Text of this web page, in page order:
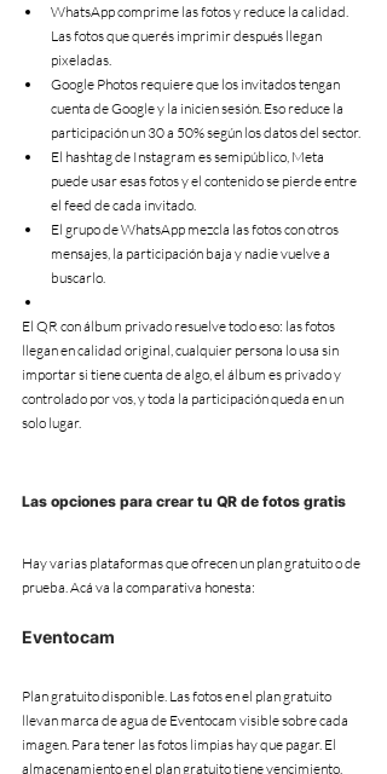
WhatsApp comprime las fotos y reduce la calidad.
Las fotos que querés imprimir después llegan
pixeladas.
Google Photos requiere que los invitados tengan
cuenta de Google y la inicien sesión. Eso reduce la
participación un 30 a 50% según los datos del sector.
El hashtag de Instagram es semipúblico, Meta
puede usar esas fotos y el contenido se pierde entre
el feed de cada invitado.
El grupo de WhatsApp mezcla las fotos con otros
mensajes, la participación baja y nadie vuelve a
buscarlo.
El QR con álbum privado resuelve todo eso: las fotos
llegan en calidad original, cualquier persona lo usa sin
importar si tiene cuenta de algo, el álbum es privado y
controlado por vos, y toda la participación queda en un
solo lugar.
Las opciones para crear tu QR de fotos gratis
Hay varias plataformas que ofrecen un plan gratuito o de
prueba. Acá va la comparativa honesta:
Eventocam
Plan gratuito disponible. Las fotos en el plan gratuito
llevan marca de agua de Eventocam visible sobre cada
imagen. Para tener las fotos limpias hay que pagar. El
almacenamiento en el plan gratuito tiene vencimiento.